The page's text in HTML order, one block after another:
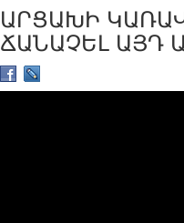
ԱՐՑԱԽԻ
ՃԱՆԱՉԵԼ ԱՅԴ